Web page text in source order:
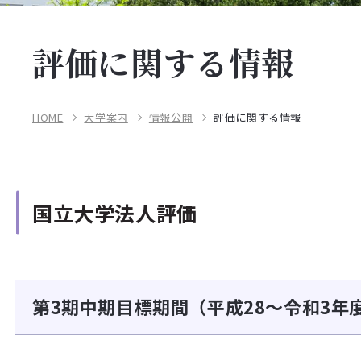
評価に関する情報
HOME 大学案内 情報公開 評価に関する情報
国立大学法人評価
第3期中期目標期間（平成28～令和3年